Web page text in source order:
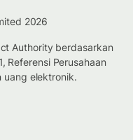
2026
Authority berdasarkan
Referensi Perusahaan
uang elektronik.